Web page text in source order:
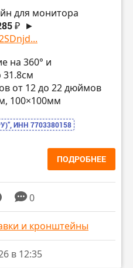
для монитора
₽ ►
на 360° и
31.8см
от 12 до 22 дюймов
100×100мм
ИНН 7703380158
ПОДРОБНЕЕ
0
и кронштейны
в 12:35